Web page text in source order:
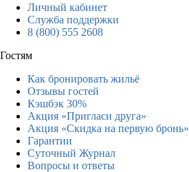
Личный кабинет
Служба поддержки
8 (800) 555 2608
Гостям
Как бронировать жильё
Отзывы гостей
Кэшбэк 30%
Акция «Пригласи друга»
Акция «Скидка на первую бронь»
Гарантии
Суточный Журнал
Вопросы и ответы